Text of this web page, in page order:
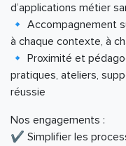
d’applications métier
🔹 Accompagnement
à chaque contexte, à
🔹 Proximité et
pratiques, ateliers,
réussie
Nos engagements :
✔️ Simplifier les